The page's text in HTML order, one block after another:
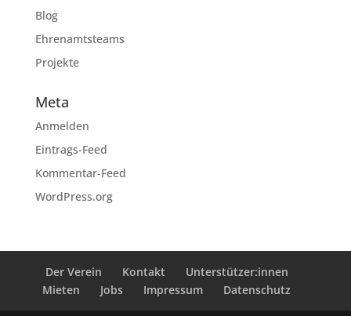
Blog
Ehrenamtsteams
Projekte
Meta
Anmelden
Eintrags-Feed
Kommentar-Feed
WordPress.org
Der Verein Kontakt
Unterstützer:innen
Mieten
Jobs Impressum Datenschutz